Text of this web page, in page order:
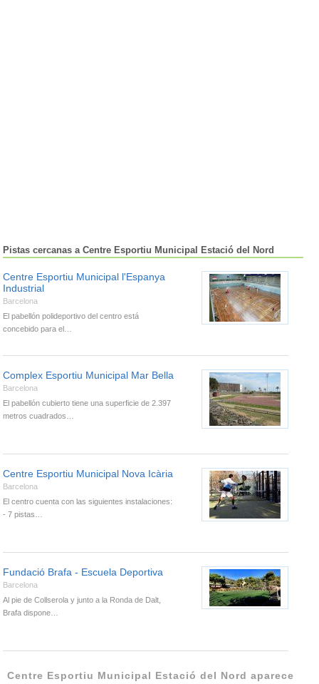
Pistas cercanas a Centre Esportiu Municipal Estació del Nord
Centre Esportiu Municipal l'Espanya
Industrial
Barcelona
El pabellón polideportivo del centro está
concebido para el…
Complex Esportiu Municipal Mar Bella
Barcelona
El pabellón cubierto tiene una superficie de 2.397
metros cuadrados…
Centre Esportiu Municipal Nova Icària
Barcelona
El centro cuenta con las siguientes instalaciones:
- 7 pistas…
Fundació Brafa - Escuela Deportiva
Barcelona
Al pie de Collserola y junto a la Ronda de Dalt,
Brafa dispone…
Centre Esportiu Municipal Estació del Nord aparece